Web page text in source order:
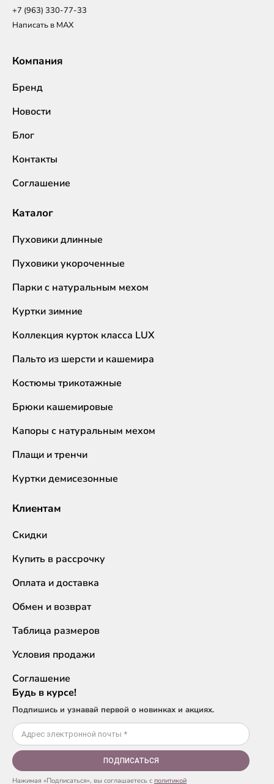
+7 (963) 330-77-33
Написать в MAX
Компания
Бренд
Новости
Блог
Контакты
Соглашение
Каталог
Пуховики длинные
Пуховики укороченные
Парки с натуральным мехом
Куртки зимние
Коллекция курток класса LUX
Пальто из шерсти и кашемира
Костюмы трикотажные
Брюки кашемировые
Капоры с натуральным мехом
Плащи и тренчи
Куртки демисезонные
Клиентам
Скидки
Купить в рассрочку
Оплата и доставка
Обмен и возврат
Таблица размеров
Условия продажи
Соглашение
Будь в курсе!
Подпишись и узнавай первой о новинках и акциях.
ПОДПИСАТЬСЯ
Нажимая «Подписаться», вы соглашаетесь с политикой